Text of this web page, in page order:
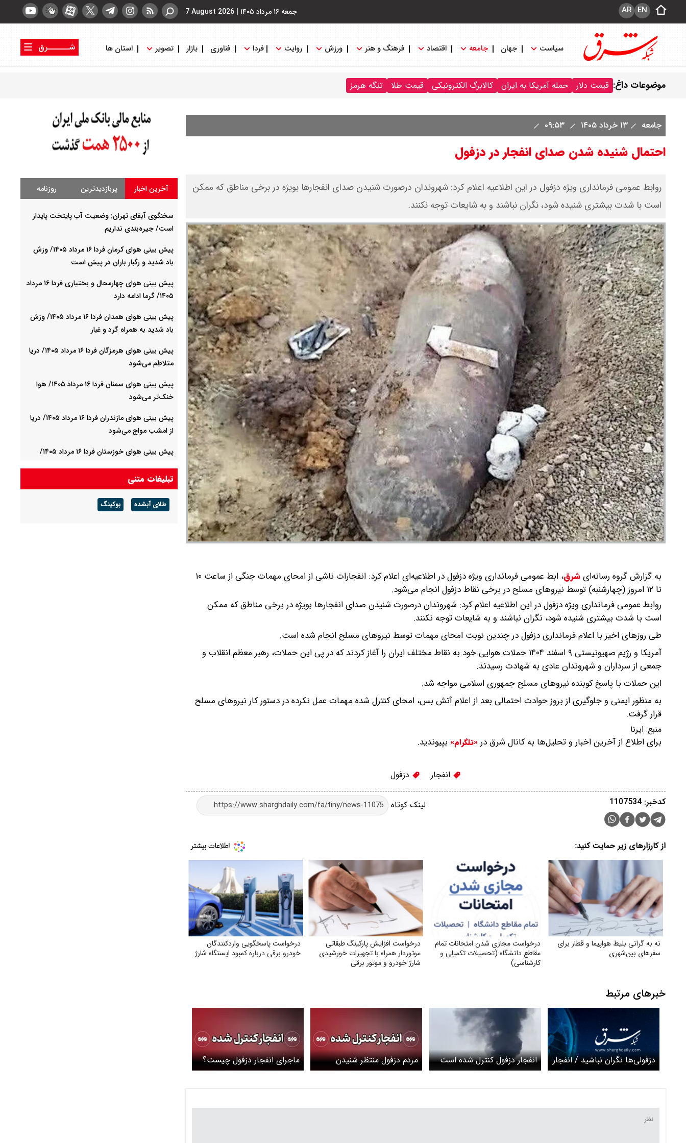
جمعه ۱۶ مرداد ۱۴۰۵ |
7 August 2026 EN
AR
سیاست جهان جامعه اقتصاد فرهنگ و هنر ورزش روایت فردا فناوری بازار تصویر استان ها
شــــــرق
موضوعات داغ: قیمت دلار حمله آمریکا به ایران کالابرگ الکترونیکی قیمت طلا تنگه هرمز
جامعه ۱۳ خرداد ۱۴۰۵
احتمال شنیده شدن صدای انفجار در دزفول
روابط عمومی فرمانداری ویژه دزفول در این اطلاعیه اعلام کرد: شهروندان درصورت شنیدن صدای انفجارها بویژه در برخی مناطق که ممکن
است با شدت بیشتری شنیده شود، نگران نباشند و به شایعات توجه نکنند.
به گزارش گروه رسانه‌ایشرق،
ابط عمومی فرمانداری ویژه دزفول در اطلاعیه‌ای اعلام کرد: انفجارات ناشی از امحای مهمات جنگی از ساعت ۱۰
تا ۱۲ امروز (چهارشنبه) توسط نیروهای مسلح در برخی نقاط دزفول انجام می‌شود.
روابط عمومی فرمانداری ویژه دزفول در این اطلاعیه اعلام کرد: شهروندان درصورت شنیدن صدای انفجارها بویژه در برخی مناطق که ممکن
است با شدت بیشتری شنیده شود، نگران نباشند و به شایعات توجه نکنند.
طی روزهای اخیر با اعلام فرمانداری دزفول در چندین نوبت امحای مهمات توسط نیروهای مسلح انجام شده است.
آمریکا و رژیم صهیونیستی ۹ اسفند ۱۴۰۴ حملات هوایی خود به نقاط مختلف ایران را آغاز کردند که در پی این حملات، رهبر معظم انقلاب و
جمعی از سرداران و شهروندان عادی به شهادت رسیدند.
این حملات با پاسخ کوبنده نیروهای مسلح جمهوری اسلامی مواجه شد.
به منظور ایمنی و جلوگیری از بروز حوادث احتمالی بعد از اعلام آتش بس، امحای کنترل شده مهمات عمل نکرده در دستور کار نیروهای مسلح
قرار گرفت.
منبع: ایرنا
برای اطلاع از آخرین اخبار و تحلیل‌ها به کانال شرق در «تلگرام» بپیوندید.
انفجار دزفول
لینک کوتاه کدخبر: 1107534
از کارزارهای زیر حمایت کنید:
نه به گرانی بلیط هواپیما و قطار برای
سفرهای بین‌شهری
درخواست مجازی شدن امتحانات تمام
مقاطع دانشگاه (تحصیلات تکمیلی و
کارشناسی)
درخواست افزایش پارکینگ طبقاتی
موتوردار همراه با تجهیزات خورشیدی
شارژ خودرو و موتور برقی
درخواست پاسخگویی واردکنندگان
خودرو برقی درباره کمبود ایستگاه شارژ
خبرهای مرتبط
دزفولی‌ها نگران نباشید / انفجار
دزفول کنترل شده است
انفجار دزفول کنترل شده است
مردم دزفول منتظر شنیدن
صدای انفجار باشند
ماجرای انفجار دزفول چیست؟
آخرین اخبار پربازدیدترین روزنامه
سخنگوی آبفای تهران: وضعیت آب پایتخت پایدار
است/ جیره‌بندی نداریم
پیش بینی هوای کرمان فردا ۱۶ مرداد ۱۴۰۵/ وزش
باد شدید و رگبار باران در پیش است
پیش بینی هوای چهارمحال و بختیاری فردا ۱۶ مرداد
۱۴۰۵/ گرما ادامه دارد
پیش بینی هوای همدان فردا ۱۶ مرداد ۱۴۰۵/ وزش
باد شدید به همراه گرد و غبار
پیش بینی هوای هرمزگان فردا ۱۶ مرداد ۱۴۰۵/ دریا
متلاطم می‌شود
پیش بینی هوای سمنان فردا ۱۶ مرداد ۱۴۰۵/ هوا
خنک‌تر می‌شود
پیش بینی هوای مازندران فردا ۱۶ مرداد ۱۴۰۵/ دریا
از امشب مواج می‌شود
پیش بینی هوای خوزستان فردا ۱۶ مرداد ۱۴۰۵/
باد و رگبار پراکنده
تبلیغات متنی
طلای آبشده بوکینگ